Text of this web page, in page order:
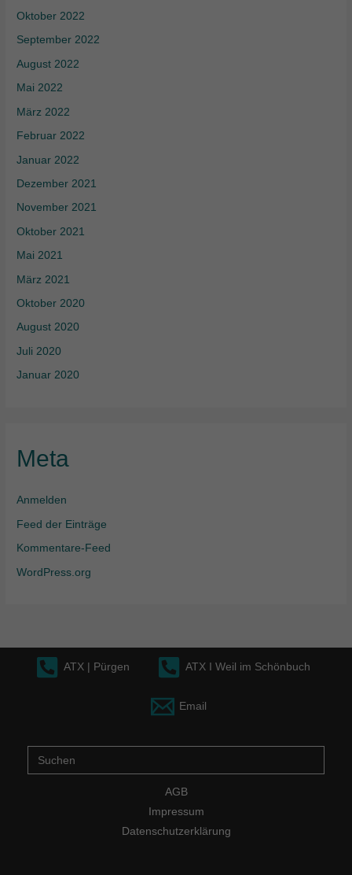
Oktober 2022
September 2022
August 2022
Mai 2022
März 2022
Februar 2022
Januar 2022
Dezember 2021
November 2021
Oktober 2021
Mai 2021
März 2021
Oktober 2020
August 2020
Juli 2020
Januar 2020
Meta
Anmelden
Feed der Einträge
Kommentare-Feed
WordPress.org
ATX | Pürgen ATX I Weil im Schönbuch
Email
Suche
nach:
AGB
Impressum
Datenschutzerklärung